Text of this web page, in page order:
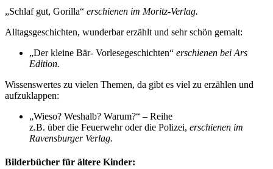
„Schlaf gut, Gorilla“ erschienen im Moritz-Verlag.
Alltagsgeschichten, wunderbar erzählt und sehr schön gemalt:
„Der kleine Bär- Vorlesegeschichten“ erschienen bei Ars
Edition.
Wissenswertes zu vielen Themen, da gibt es viel zu erzählen und
aufzuklappen:
„Wieso? Weshalb? Warum?“ – Reihe
z.B. über die Feuerwehr oder die Polizei, erschienen im
Ravensburger Verlag.
Bilderbücher für ältere Kinder: